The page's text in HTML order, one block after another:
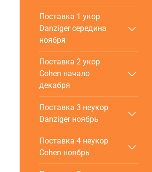
Поставка 1 укор
Danziger cередина
ноября
Поставка 2 укор
Cohen начало
декабря
Поставка 3 неукор
Danziger ноябрь
Поставка 4 неукор
Cohen ноябрь